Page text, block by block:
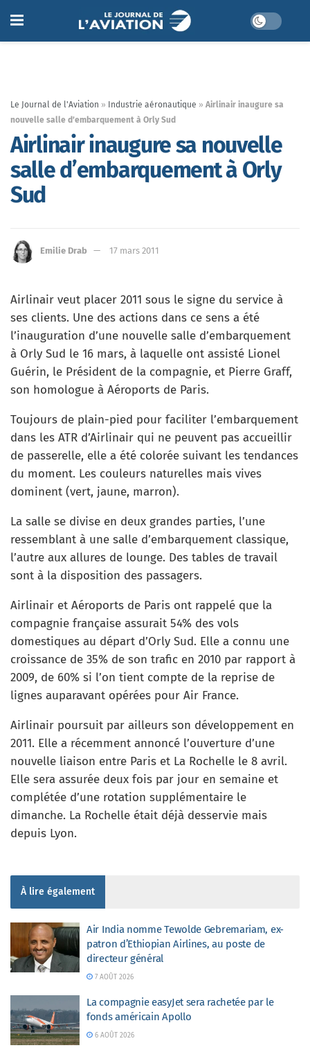
Le Journal de l'Aviation » Industrie aéronautique » Airlinair inaugure sa
nouvelle salle d’embarquement à Orly Sud
Airlinair inaugure sa nouvelle
salle d’embarquement à Orly
Sud
Emilie Drab 17 mars 2011
Airlinair veut placer 2011 sous le signe du service à
ses clients. Une des actions dans ce sens a été
l’inauguration d’une nouvelle salle d’embarquement
à Orly Sud le 16 mars, à laquelle ont assisté Lionel
Guérin, le Président de la compagnie, et Pierre Graff,
son homologue à Aéroports de Paris.
Toujours de plain-pied pour faciliter l’embarquement
dans les ATR d’Airlinair qui ne peuvent pas accueillir
de passerelle, elle a été colorée suivant les tendances
du moment. Les couleurs naturelles mais vives
dominent (vert, jaune, marron).
La salle se divise en deux grandes parties, l’une
ressemblant à une salle d’embarquement classique,
l’autre aux allures de lounge. Des tables de travail
sont à la disposition des passagers.
Airlinair et Aéroports de Paris ont rappelé que la
compagnie française assurait 54% des vols
domestiques au départ d’Orly Sud. Elle a connu une
croissance de 35% de son trafic en 2010 par rapport à
2009, de 60% si l’on tient compte de la reprise de
lignes auparavant opérées pour Air France.
Airlinair poursuit par ailleurs son développement en
2011. Elle a récemment annoncé l’ouverture d’une
nouvelle liaison entre Paris et La Rochelle le 8 avril.
Elle sera assurée deux fois par jour en semaine et
complétée d’une rotation supplémentaire le
dimanche. La Rochelle était déjà desservie mais
depuis Lyon.
À lire également
Air India nomme Tewolde Gebremariam, ex-
patron d’Ethiopian Airlines, au poste de
directeur général
7 AOÛT 2026
La compagnie easyJet sera rachetée par le
fonds américain Apollo
6 AOÛT 2026